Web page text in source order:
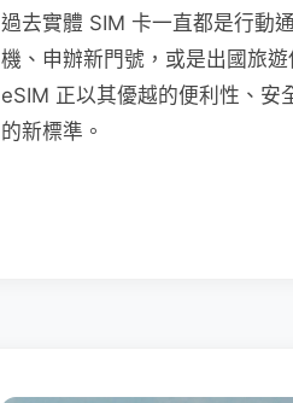
過去實體 SIM 卡一直都是行動
機、申辦新門號，或是出國旅
eSIM 正以其優越的便利性、安
的新標準。